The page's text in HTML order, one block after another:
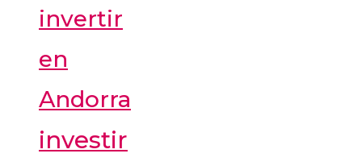
invertir
en
Andorra
investir